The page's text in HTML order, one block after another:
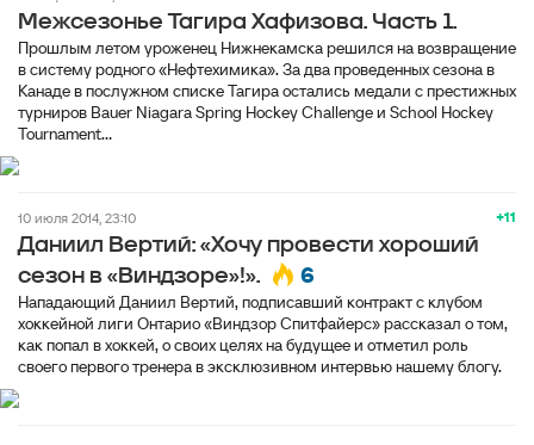
Межсезонье Тагира Хафизова. Часть 1.
Прошлым летом уроженец Нижнекамска решился на возвращение
в систему родного «Нефтехимика». За два проведенных сезона в
Канаде в послужном списке Тагира остались медали с престижных
турниров Bauer Niagara Spring Hockey Challenge и School Hockey
Tournament...
+11
10 июля 2014, 23:10
Даниил Вертий: «Хочу провести хороший
сезон в «Виндзоре»!».
6
Нападающий Даниил Вертий, подписавший контракт с клубом
хоккейной лиги Онтарио «Виндзор Спитфайерс» рассказал о том,
как попал в хоккей, о своих целях на будущее и отметил роль
своего первого тренера в эксклюзивном интервью нашему блогу.